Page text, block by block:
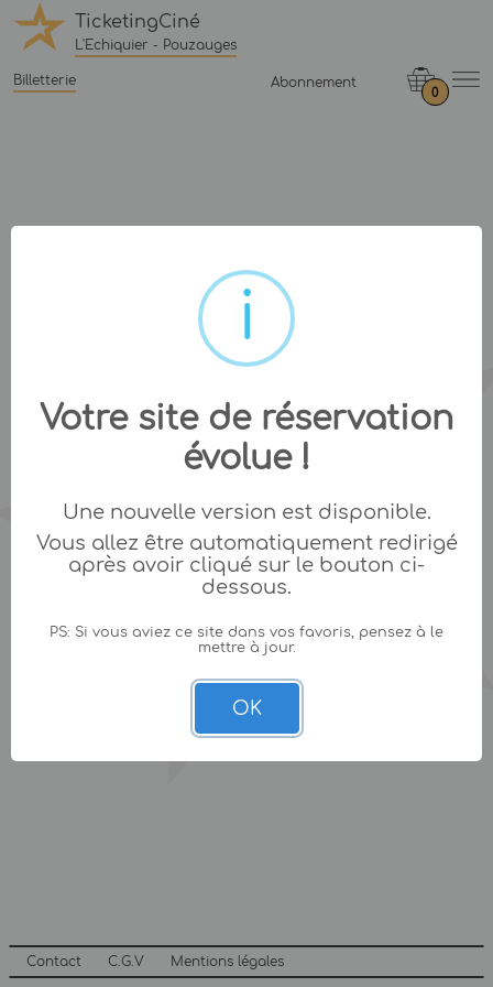
TicketingCiné
L'Echiquier - Pouzauges
Billetterie Abonnement
0
Contact C.G.V Mentions légales
Votre site de réservation
évolue !
Une nouvelle version est disponible.
Vous allez être automatiquement redirigé
après avoir cliqué sur le bouton ci-
dessous.
PS: Si vous aviez ce site dans vos favoris, pensez à le
mettre à jour.
OK